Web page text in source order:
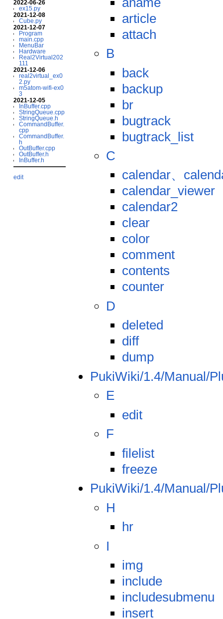
2022-06-26
ex15.py
2021-12-08
Cube.py
2021-12-07
Program
main.cpp
MenuBar
Hardware
Real2Virtual202
111
2021-12-06
real2virtual_ex0
2.py
m5atom-wifi-ex0
3
2021-12-05
InBuffer.cpp
StringQueue.cpp
StringQueue.h
CommandBuffer.
cpp
CommandBuffer.
h
OutBuffer.cpp
OutBuffer.h
InBuffer.h
edit
article
attach
B
back
backup
br
bugtrack
bugtrack_list
C
calendar、
calendar_viewer
calendar2
clear
color
comment
contents
counter
D
deleted
diff
dump
PukiWiki/1.4/Manual/
E
edit
F
filelist
freeze
PukiWiki/1.4/Manual/
H
hr
I
img
include
includesubmenu
insert